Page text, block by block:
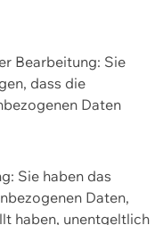
Bearbeitung: Sie
dass die
Daten
Sie haben das
Daten,
haben, unentgeltlich